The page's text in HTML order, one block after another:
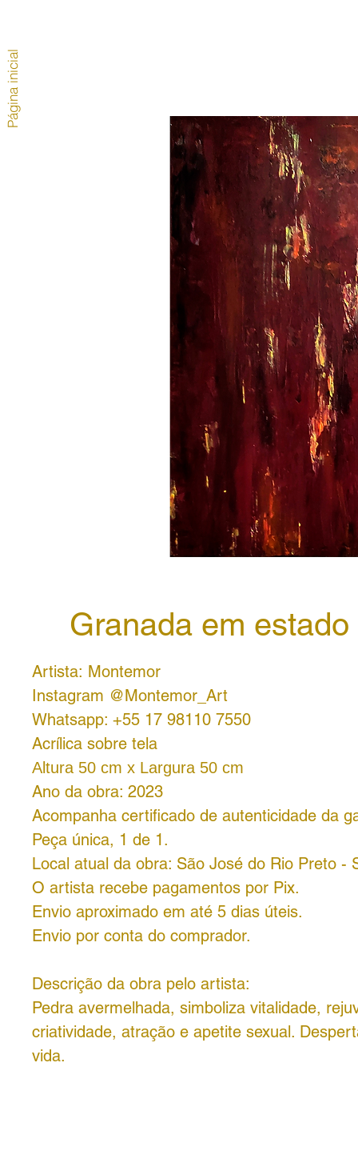
Granada em
Artista: Montemor
Instagram @Montemor_Art
Whatsapp: +55 17 98110 7550
Acrílica sobre tela
Altura 50 cm x Largura 50 cm
Ano da obra: 2023
Acompanha certificado de autenticidade da
Peça única, 1 de 1.
Local atual da obra: São José do Rio Preto -
O artista recebe pagamentos por Pix.
Envio aproximado em até 5 dias úteis.
Envio por conta do comprador.
Descrição da obra pelo artista:
Pedra avermelhada, simboliza vitalidade,
criatividade, atração e apetite sexual.
vida.
Página inicial